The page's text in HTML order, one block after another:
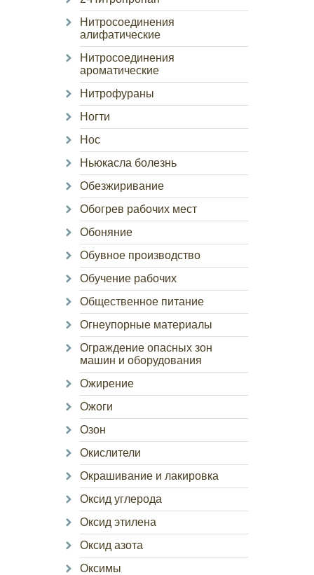
Нитросоединения
алифатические
Нитросоединения
ароматические
Нитрофураны
Ногти
Нос
Ньюкасла болезнь
Обезжиривание
Обогрев рабочих мест
Обоняние
Обувное производство
Обучение рабочих
Общественное питание
Огнеупорные материалы
Ограждение опасных зон
машин и оборудования
Ожирение
Ожоги
Озон
Окислители
Окрашивание и лакировка
Оксид углерода
Оксид этилена
Оксид азота
Оксимы